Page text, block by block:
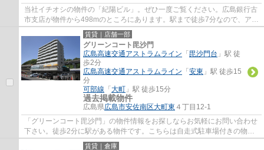
当社イチオシの物件の「紀陽ビル」。ぜひ一度ご覧ください。広島銀行古
市支店が物件から498mのところにあります。駅まで徒歩7分なので、アク
セスの良い物件です。
賃貸｜店舗一部
グリーンコート毘沙門
広島高速交通アストラムライン 「 毘沙門台 」駅 徒
歩2分
広島高速交通アストラムライン 「 安東 」駅 徒歩15
分
可部線 「 大町 」駅 徒歩15分
過去掲載物件
広島県広島市安佐南区大町東 ４丁目12-1
「グリーンコート毘沙門」の物件情報をお探しならお気軽にお問い合わせ
下さい。徒歩2分に駅がある物件です。こちらは自走式駐車場付きの物件
です。
賃貸｜倉庫